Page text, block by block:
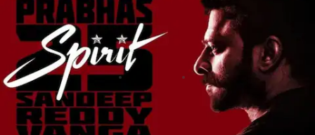
Prabhas: ప్రభాస్ 'స్పిరిట్' మూవీ..
షూటింగ్ తేదీని చెప్పిన ప్రముఖ
నిర్మాత
వ్రాసిన వారు Jayachandra Akuri 11:31 am
ఈ వార్తాకథనం ఏంటి